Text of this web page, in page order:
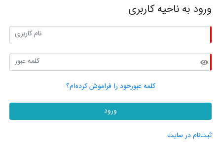
ورود به ناحیه کاربری
کلمه عبورخود را فراموش کرده‌ام؟
ورود
ثبت‌نام در سایت